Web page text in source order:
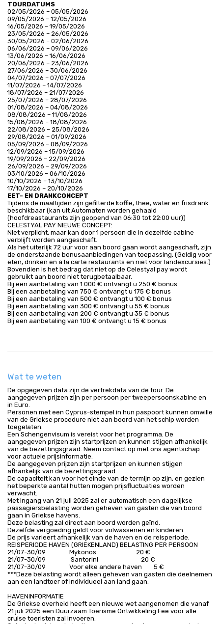
TOURDATUMS
02/05/2026 – 05/05/2026
09/05/2026 – 12/05/2026
16/05/2026 – 19/05/2026
23/05/2026 – 26/05/2026
30/05/2026 – 02/06/2026
06/06/2026 – 09/06/2026
13/06/2026 – 16/06/2026
20/06/2026 – 23/06/2026
27/06/2026 – 30/06/2026
04/07/2026 – 07/07/2026
11/07/2026 – 14/07/2026
18/07/2026 – 21/07/2026
25/07/2026 – 28/07/2026
01/08/2026 – 04/08/2026
08/08/2026 – 11/08/2026
15/08/2026 – 18/08/2026
22/08/2026 – 25/08/2026
29/08/2026 – 01/09/2026
05/09/2026 – 08/09/2026
12/09/2026 – 15/09/2026
19/09/2026 – 22/09/2026
26/09/2026 – 29/09/2026
03/10/2026 – 06/10/2026
10/10/2026 – 13/10/2026
17/10/2026 – 20/10/2026
EET- EN DRANKCONCEPT
Tijdens de maaltijden zijn gefilterde koffie, thee, water en frisdrank
beschikbaar (kan uit Automaten worden gehaald
(hoofdreastaurants zijn geopend van 06:30 tot 22:00 uur))
CELESTYAL PAY NIEUWE CONCEPT:
Niet verplicht, maar kan door 1 persoon die in dezelfde cabine
verblijft worden aangeschaft.
Als het uiterlijk 72 uur voor aan boord gaan wordt aangeschaft, zijn
de onderstaande bonusaanbiedingen van toepassing. (Geldig voor
eten, drinken en à la carte restaurants en niet voor landexcursies.)
Bovendien is het bedrag dat niet op de Celestyal pay wordt
gebruikt aan boord niet terugbetaalbaar.
Bij een aanbetaling van 1.000 € ontvangt u 250 € bonus
Bij een aanbetaling van 750 € ontvangt u 175 € bonus
Bij een aanbetaling van 500 € ontvangt u 100 € bonus
Bij een aanbetaling van 300 € ontvangt u 55 € bonus
Bij een aanbetaling van 200 € ontvangt u 35 € bonus
Bij een aanbetaling van 100 € ontvangt u 15 € bonus
Wat te weten
De opgegeven data zijn de vertrekdata van de tour. De
aangegeven prijzen zijn per persoon per tweepersoonskabine en
in Euro.
Personen met een Cyprus-stempel in hun paspoort kunnen omwille
van de Griekse procedure niet aan boord van het schip worden
toegelaten.
Een Schengenvisum is vereist voor het programma. De
aangegeven prijzen zijn startprijzen en kunnen stijgen afhankelijk
van de bezettingsgraad. Neem contact op met ons agentschap
voor actuele prijsinformatie.
De aangegeven prijzen zijn startprijzen en kunnen stijgen
afhankelijk van de bezettingsgraad.
De capaciteit kan voor het einde van de termijn op zijn, en gezien
het beperkte aantal hutten mogen prijsfluctuaties worden
verwacht.
Met ingang van 21 juli 2025 zal er automatisch een dagelijkse
passagiersbelasting worden geheven van gasten die van boord
gaan in Griekse havens.
Deze belasting zal direct aan boord worden geïnd.
Dezelfde vergoeding geldt voor volwassenen en kinderen.
De prijs varieert afhankelijk van de haven en de reisperiode.
REISPERIODE HAVEN (GRIEKENLAND) BELASTING PER PERSOON
21/07-30/09 Mykonos 20 €
21/07-30/09 Santorini 20 €
21/07-30/09 Voor elke andere haven 5 €
***Deze belasting wordt alleen geheven van gasten die deelnemen
aan een landtoer of individueel aan land gaan.
HAVENINFORMATIE
De Griekse overheid heeft een nieuwe wet aangenomen die vanaf
21 juli 2025 een Duurzaam Toerisme Ontwikkeling Fee voor alle
cruise toeristen zal invoeren.